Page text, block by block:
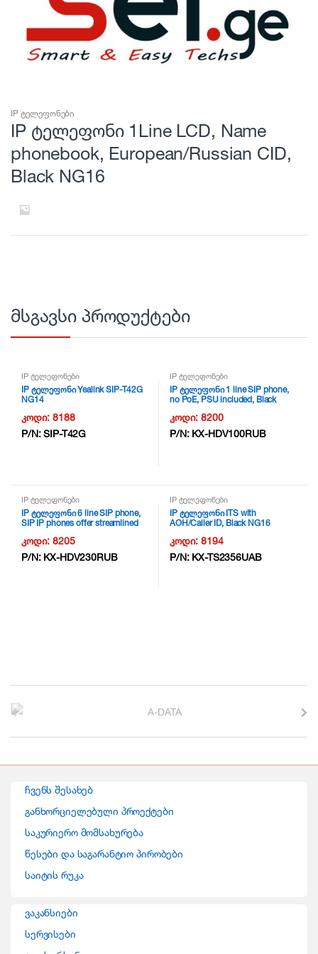
IP ტელეფონები
IP ტელეფონი 1Line LCD, Name
phonebook, European/Russian CID,
Black NG16
მსგავსი პროდუქტები
IP ტელეფონები
IP ტელეფონი Yealink SIP-T42G
NG14
კოდი:8188
P/N:SIP-T42G
IP ტელეფონები
IP ტელეფონი 1 line SIP phone,
no PoE, PSU included, Black
კოდი:8200
P/N: KX-HDV100RUB
IP ტელეფონები
IP ტელეფონი 6 line SIP phone,
SIP IP phones offer streamlined
voice quality that’s essential for
effective communication ( Without
AC adapter), 2.3 inch Backlight
კოდი:8205
P/N: KX-HDV230RUB
IP ტელეფონები
IP ტელეფონი ITS with
AOH/Caller ID, Black NG16
კოდი:8194
P/N: KX-TS2356UAB
ჩვენს შესახებ
განხორციელებული პროექტები
საკურიერო მომსახურება
წესები და საგარანტიო პირობები
საიტის რუკა
ვაკანსიები
სერვისები